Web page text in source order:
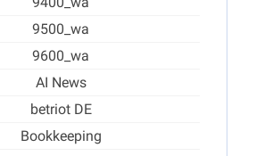
9500_wa
9600_wa
AI News
betriot DE
Bookkeeping